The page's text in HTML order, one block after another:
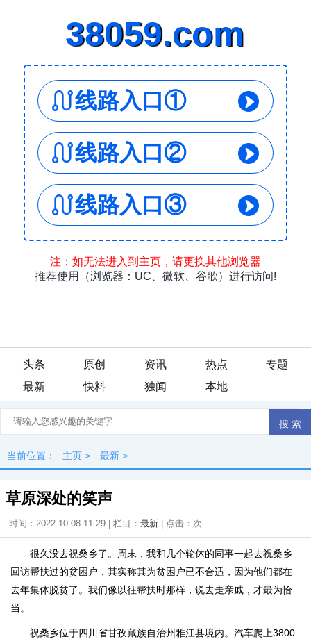
头条 原创 资讯 热点
专题
最新
快料 独闻 本地
当前位置： 主页 > 最新 >
草原深处的笑声
时间：2022-10-08 11:29 | 栏目： 最新 | 点击： 次
很久没去祝桑乡了。周末，我和几个轮休的同事一起去祝桑乡
回访帮扶过的贫困户，其实称其为贫困户已不合适，因为他们都在
去年集体脱贫了。我们像以往帮扶时那样，说去走亲戚，才最为恰
当。
祝桑乡位于四川省甘孜藏族自治州雅江县境内。汽车爬上3800